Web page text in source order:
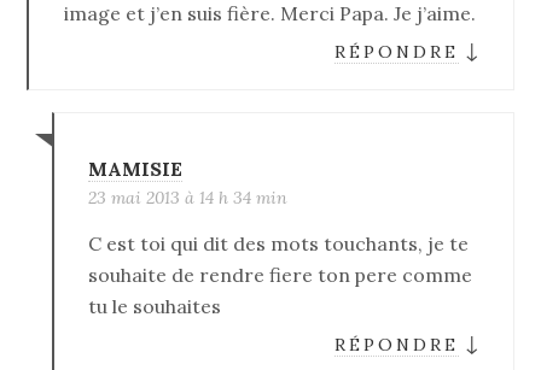
image et j’en suis fière. Merci Papa. Je j’aime.
RÉPONDRE ↓
MAMISIE
23 mai 2013 à 14 h 34 min
C est toi qui dit des mots touchants, je te
souhaite de rendre fiere ton pere comme
tu le souhaites
RÉPONDRE ↓